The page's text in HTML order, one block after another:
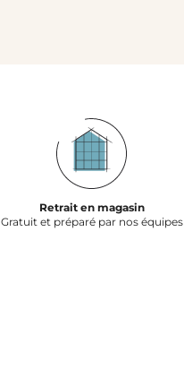
Retrait en magasin
Gratuit et préparé par nos équipes